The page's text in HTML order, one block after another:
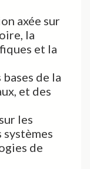
axée sur
la
et la
de la
et des
les
de